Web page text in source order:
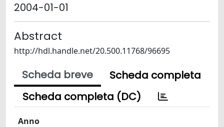
2004-01-01
Abstract
http://hdl.handle.net/20.500.11768/96695
Scheda breve
Scheda completa
Scheda completa (DC)
Anno